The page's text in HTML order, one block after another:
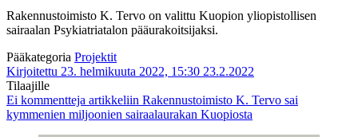
Rakennustoimisto K. Tervo on valittu Kuopion yliopistollisen
sairaalan Psykiatriatalon pääurakoitsijaksi.
Pääkategoria Projektit
Kirjoitettu 23. helmikuuta 2022, 15:30 23.2.2022
Tilaajille
Ei kommentteja artikkeliin Rakennustoimisto K. Tervo sai
kymmenien miljoonien sairaalaurakan Kuopiosta